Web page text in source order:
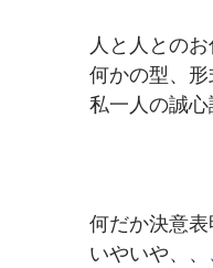
人と人とのお
何かの型、形
私一人の誠心
何だか決意表
いやいや、、